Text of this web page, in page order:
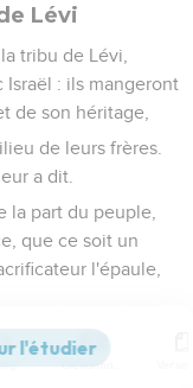
Lévi
tribu de Lévi,
: ils mangeront
de son héritage,
de leurs frères.
a dit.
la part du peuple,
que ce soit un
l'épaule,
de ton moût
de tes moutons.